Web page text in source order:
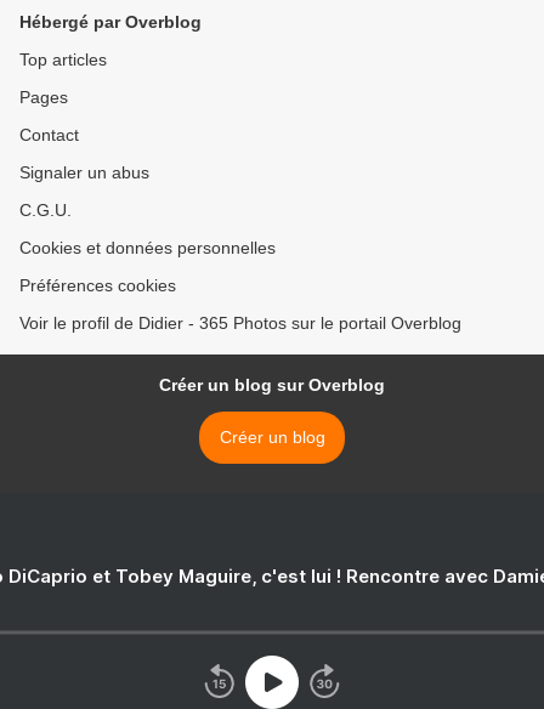
Hébergé par Overblog
Top articles
Pages
Contact
Signaler un abus
C.G.U.
Cookies et données personnelles
Préférences cookies
Voir le profil de Didier - 365 Photos sur le portail Overblog
Créer un blog sur Overblog
Créer un blog
DiCaprio et Tobey Maguire, c'est lui ! Rencontre avec